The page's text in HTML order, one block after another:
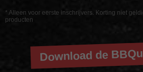
* Alleen voor eerste inschrijvers. Korting niet
producten
Download de